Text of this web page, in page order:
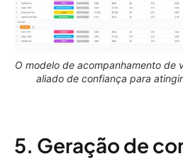
O modelo de acompanhamento de
aliado de confiança para
5. Geração de